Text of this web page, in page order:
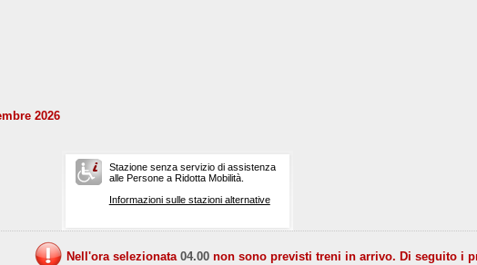
2026
Stazione senza servizio di assistenza
alle Persone a Ridotta Mobilità.
Informazioni sulle stazioni alternative
Nell'ora selezionata 04.00 non sono previsti treni in arrivo. Di seguito i